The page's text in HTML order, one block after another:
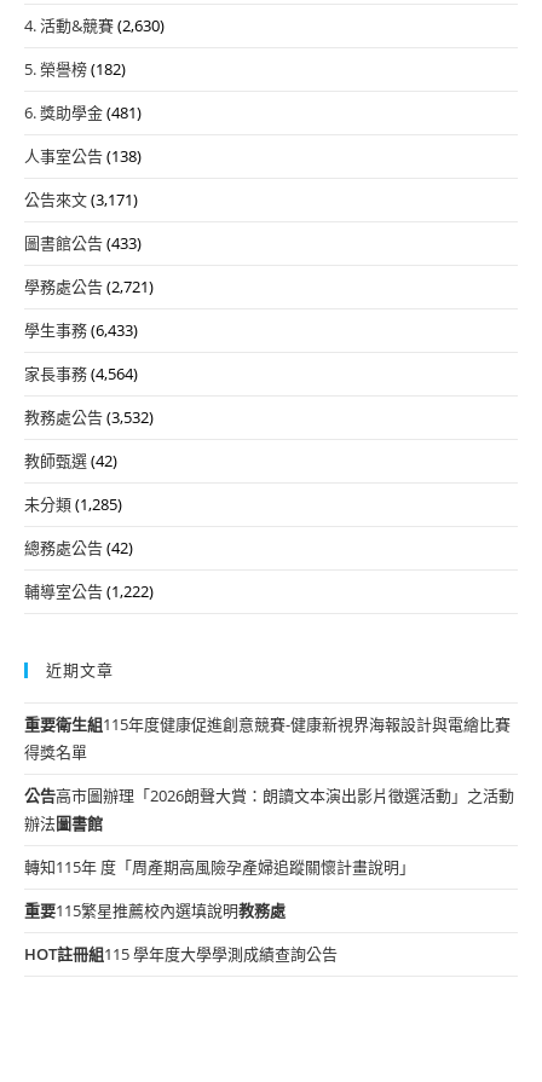
4. 活動&競賽(2,630)
5. 榮譽榜(182)
6. 獎助學金(481)
人事室公告(138)
公告來文(3,171)
圖書館公告(433)
學務處公告(2,721)
學生事務(6,433)
家長事務(4,564)
教務處公告(3,532)
教師甄選(42)
未分類(1,285)
總務處公告(42)
輔導室公告(1,222)
近期文章
重要衛生組115年度健康促進創意競賽-健康新視界海報設計與電繪比賽
得獎名單
公告高市圖辦理「2026朗聲大賞：朗讀文本演出影片徵選活動」之活動
辦法圖書館
轉知115年 度「周產期高風險孕產婦追蹤關懷計畫說明」
重要115繁星推薦校內選填說明教務處
HOT註冊組115 學年度大學學測成績查詢公告